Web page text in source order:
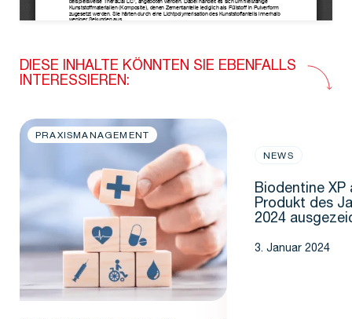
DIESE INHALTE KÖNNTEN SIE EBENFALLS
INTERESSIEREN:
PRAXISMANAGEMENT
NEWS
Biodentine XP
Produkt des
2024
3. Januar 2024